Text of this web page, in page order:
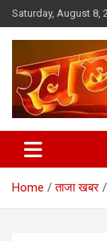
Skip
to
content
Saturday, August 8,
Khabar
Home ताजा खबर